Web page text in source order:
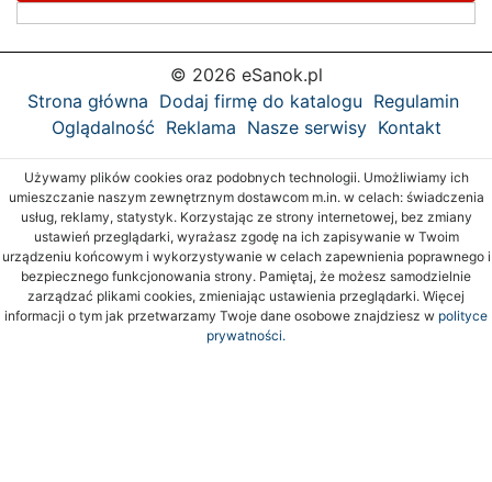
© 2026 eSanok.pl
Strona główna Dodaj firmę do katalogu Regulamin
Oglądalność Reklama Nasze serwisy Kontakt
Używamy plików cookies oraz podobnych technologii. Umożliwiamy ich
umieszczanie naszym zewnętrznym dostawcom m.in. w celach: świadczenia
usług, reklamy, statystyk. Korzystając ze strony internetowej, bez zmiany
ustawień przeglądarki, wyrażasz zgodę na ich zapisywanie w Twoim
urządzeniu końcowym i wykorzystywanie w celach zapewnienia poprawnego i
bezpiecznego funkcjonowania strony. Pamiętaj, że możesz samodzielnie
zarządzać plikami cookies, zmieniając ustawienia przeglądarki. Więcej
informacji o tym jak przetwarzamy Twoje dane osobowe znajdziesz w polityce
prywatności.